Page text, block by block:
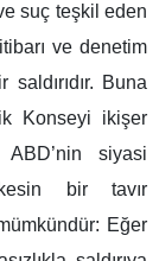
suç teşkil eden
ve denetim
Buna
Konseyi ikişer
siyasi
bir tavır
Eğer